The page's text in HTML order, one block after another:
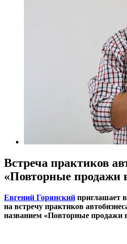
Встреча практиков
«Повторные продажи
Евгений Горянский приглашает
на встречу практиков
названием «Повторные продажи в